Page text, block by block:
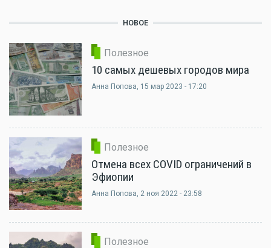
НОВОЕ
Полезное
10 самых дешевых городов мира
Анна Попова, 15 мар 2023 - 17:20
Полезное
Отмена всех COVID ограничений в
Эфиопии
Анна Попова, 2 ноя 2022 - 23:58
Полезное